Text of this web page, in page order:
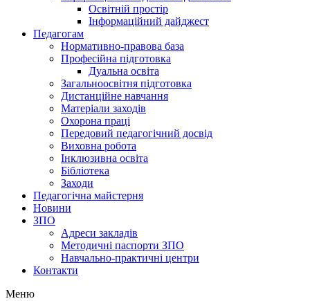
Освітній простір
Інформаційний дайджест
Педагогам
Нормативно-правова база
Професійна підготовка
Дуальна освіта
Загальноосвітня підготовка
Дистанційне навчання
Матеріали заходів
Охорона праці
Передовий педагогічний досвід
Виховна робота
Інклюзивна освіта
Бібліотека
Заходи
Педагогічна майстерня
Новини
ЗПО
Адреси закладів
Методичні паспорти ЗПО
Навчально-практичні центри
Контакти
Меню